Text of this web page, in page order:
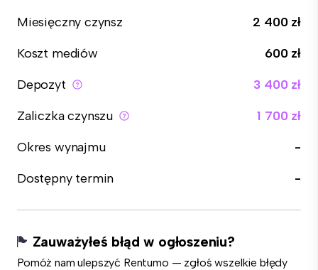
Miesięczny czynsz
2 400 zł
Koszt mediów
600 zł
Depozyt
3 400 zł
Zaliczka czynszu
1 700 zł
Okres wynajmu
-
Dostępny termin
-
Zauważyłeś błąd w ogłoszeniu?
Pomóż nam ulepszyć Rentumo — zgłoś wszelkie błędy